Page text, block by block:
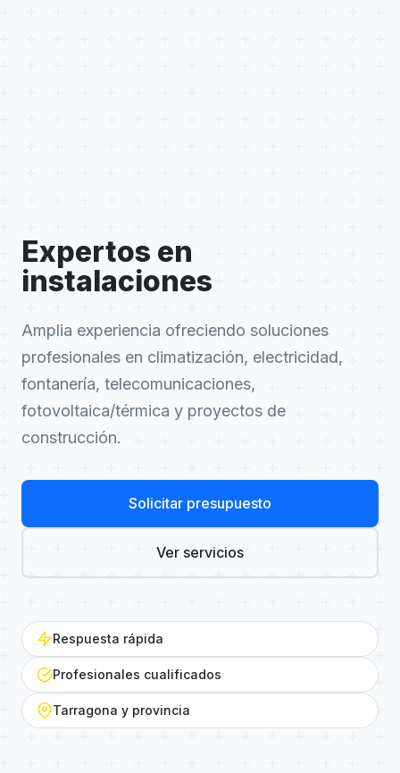
Expertos en
instalaciones
Amplia experiencia ofreciendo soluciones
profesionales en climatización, electricidad,
fontanería, telecomunicaciones,
fotovoltaica/térmica y proyectos de
construcción.
Solicitar presupuesto
Ver servicios
Respuesta rápida
Profesionales cualificados
Tarragona y provincia